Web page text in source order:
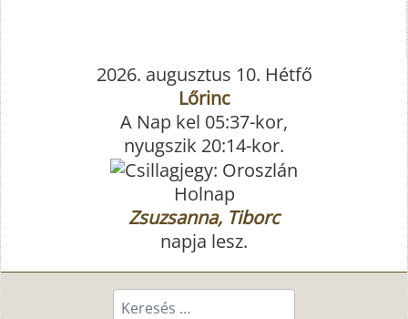
2026. augusztus 10. Hétfő
Lőrinc
A Nap kel 05:37-kor,
nyugszik 20:14-kor.
Holnap
Zsuzsanna, Tiborc
napja lesz.
Keresés...